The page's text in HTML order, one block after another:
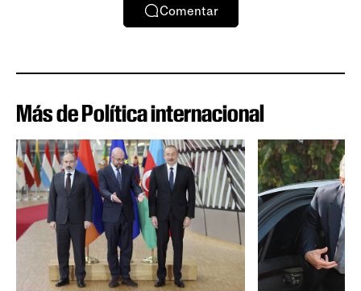
Comentar
Más de Política internacional